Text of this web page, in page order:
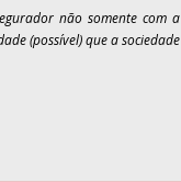
não somente com a
(possível) que a sociedade